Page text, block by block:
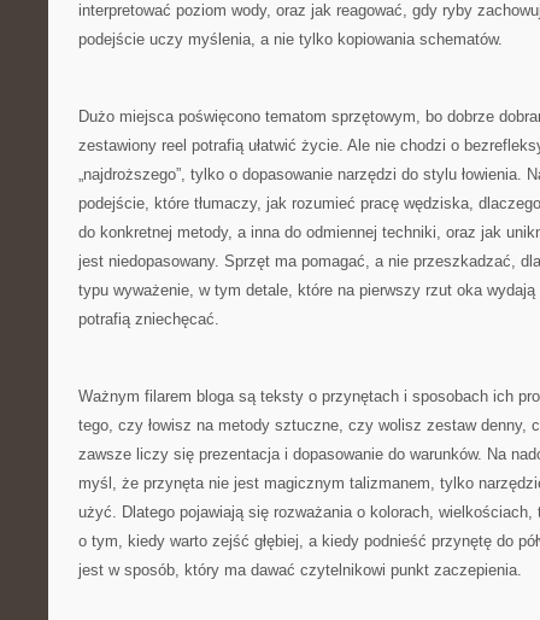
interpretować poziom wody, oraz jak reagować, gdy ryby
podejście uczy myślenia, a nie tylko kopiowania schematów.
Dużo miejsca poświęcono tematom sprzętowym, bo dobrze
zestawiony reel potrafią ułatwić życie. Ale nie chodzi o
„najdroższego”, tylko o dopasowanie narzędzi do stylu łowienia.
podejście, które tłumaczy, jak rozumieć pracę wędziska,
do konkretnej metody, a inna do odmiennej techniki, oraz jak
jest niedopasowany. Sprzęt ma pomagać, a nie przeszkadzać,
typu wyważenie, w tym detale, które na pierwszy rzut oka
potrafią zniechęcać.
Ważnym filarem bloga są teksty o przynętach i sposobach ich
tego, czy łowisz na metody sztuczne, czy wolisz zestaw denny,
zawsze liczy się prezentacja i dopasowanie do warunków. Na
myśl, że przynęta nie jest magicznym talizmanem, tylko
użyć. Dlatego pojawiają się rozważania o kolorach, wielkościach,
o tym, kiedy warto zejść głębiej, a kiedy podnieść przynętę do
jest w sposób, który ma dawać czytelnikowi punkt zaczepienia.